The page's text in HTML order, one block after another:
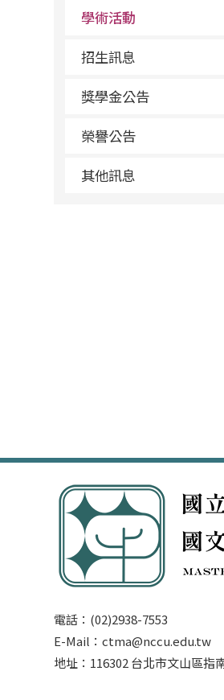
學術活動
招生訊息
獎學金公告
榮譽公告
其他訊息
電話：(02)2938-7553
E-Mail：ctma@nccu.edu.tw
地址：116302 台北市文山區